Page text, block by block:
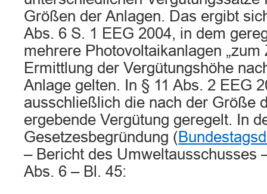
Größen der Anlagen. Das ergibt
Abs. 6 S. 1 EEG 2004, in dem
mehrere Photovoltaikanlagen „zum
Ermittlung der Vergütungshöhe
Anlage gelten. In § 11 Abs. 2 EEG
ausschließlich die nach der Größe
ergebende Vergütung geregelt. In
Gesetzesbegründung (
– Bericht des Umweltausschusses
Abs. 6 – Bl. 45: